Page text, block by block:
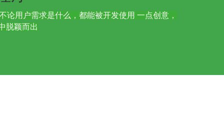
论用户需求是什么，都能被开发使用 一点创意，
脱颖而出